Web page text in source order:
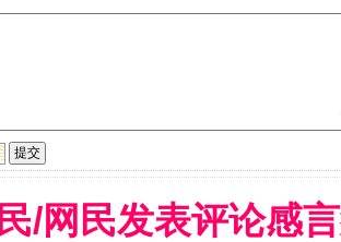
科技园优化重塑工作
/网民发表评论感